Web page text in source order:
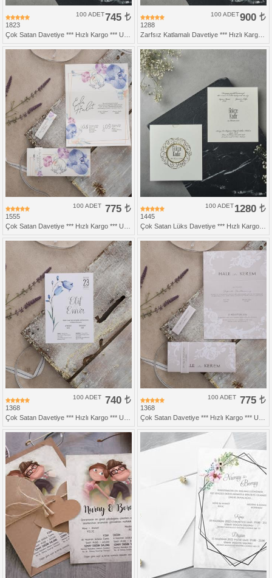
1823
745
100 ADET
1288
900
100 ADET
1555
775
100 ADET
1445
1280
100 ADET
1368
740
100 ADET
1368
775
100 ADET